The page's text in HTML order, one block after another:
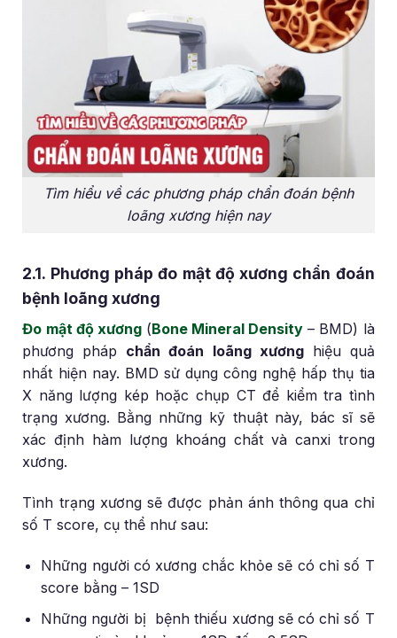
Tìm hiểu về các phương pháp chẩn đoán bệnh
loãng xương hiện nay
2.1. Phương pháp đo mật độ xương chẩn đoán
bệnh loãng xương
Đo mật độ xương(Bone Mineral Density – BMD) là
phương pháp chẩn đoán loãng xươnghiệu quả
nhất hiện nay. BMD sử dụng công nghệ hấp thụ tia
X năng lượng kép hoặc chụp CT để kiểm tra tình
trạng xương. Bằng những kỹ thuật này, bác sĩ sẽ
xác định hàm lượng khoáng chất và canxi trong
xương.
Tình trạng xương sẽ được phản ánh thông qua chỉ
số T score, cụ thể như sau:
Những người có xương chắc khỏe sẽ có chỉ số T
score bằng – 1SD
Những người bị bệnh thiếu xương sẽ có chỉ số T